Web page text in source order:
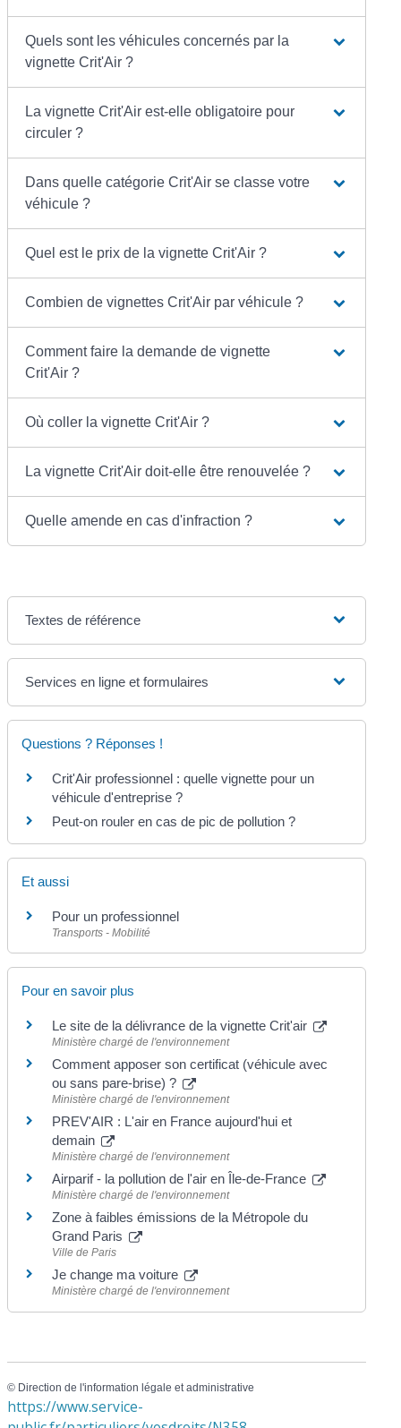
Quels sont les véhicules concernés par la
vignette Crit'Air ?
La vignette Crit'Air est-elle obligatoire pour
circuler ?
Dans quelle catégorie Crit'Air se classe votre
véhicule ?
Quel est le prix de la vignette Crit'Air ?
Combien de vignettes Crit'Air par véhicule ?
Comment faire la demande de vignette
Crit'Air ?
Où coller la vignette Crit'Air ?
La vignette Crit'Air doit-elle être renouvelée ?
Quelle amende en cas d'infraction ?
Textes de référence
Services en ligne et formulaires
Questions ? Réponses !
Crit'Air professionnel : quelle vignette pour un
véhicule d'entreprise ?
Peut-on rouler en cas de pic de pollution ?
Et aussi
Pour un professionnel
Transports - Mobilité
Pour en savoir plus
Le site de la délivrance de la vignette Crit'air
Ministère chargé de l'environnement
Comment apposer son certificat (véhicule avec
ou sans pare-brise) ?
Ministère chargé de l'environnement
PREV'AIR : L'air en France aujourd'hui et
demain
Ministère chargé de l'environnement
Airparif - la pollution de l'air en Île-de-France
Ministère chargé de l'environnement
Zone à faibles émissions de la Métropole du
Grand Paris
Ville de Paris
Je change ma voiture
Ministère chargé de l'environnement
© Direction de l'information légale et administrative
https://www.service-